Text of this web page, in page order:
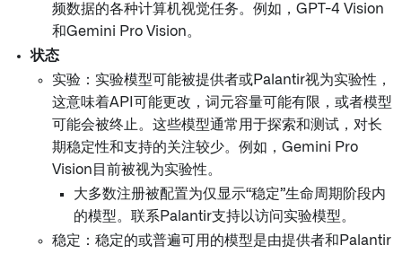
频数据的各种计算机视觉任务。例如，GPT-4 Vision
和Gemini Pro Vision。
状态
实验：实验模型可能被提供者或Palantir视为实验性，
这意味着API可能更改，词元容量可能有限，或者模型
可能会被终止。这些模型通常用于探索和测试，对长
期稳定性和支持的关注较少。例如，Gemini Pro
Vision目前被视为实验性。
大多数注册被配置为仅显示“稳定”生命周期阶段内
的模型。联系Palantir支持以访问实验模型。
稳定：稳定的或普遍可用的模型是由提供者和Palantir